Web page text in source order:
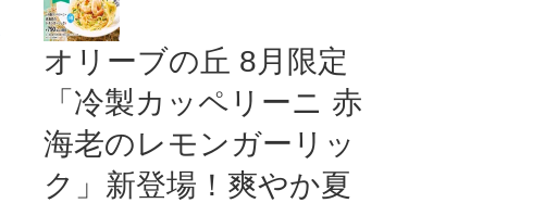
オリーブの丘 8月限定
「冷製カッペリーニ 赤
海老のレモンガーリッ
ク」新登場！爽やか夏